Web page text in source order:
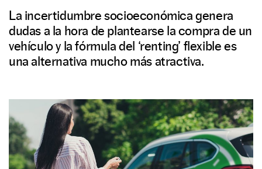
La incertidumbre socioeconómica genera
dudas a la hora de plantearse la compra de un
vehículo y la fórmula del ‘renting’ flexible es
una alternativa mucho más atractiva.